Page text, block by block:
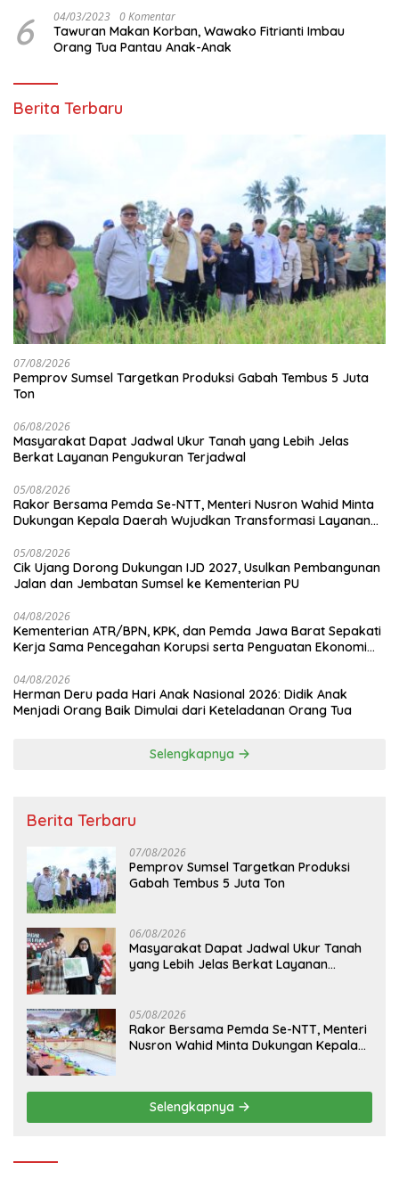
6 04/03/2023 0 Komentar
Tawuran Makan Korban, Wawako Fitrianti Imbau
Orang Tua Pantau Anak-Anak
Berita Terbaru
07/08/2026
Pemprov Sumsel Targetkan Produksi Gabah Tembus 5 Juta
Ton
06/08/2026
Masyarakat Dapat Jadwal Ukur Tanah yang Lebih Jelas
Berkat Layanan Pengukuran Terjadwal
05/08/2026
Rakor Bersama Pemda Se-NTT, Menteri Nusron Wahid Minta
Dukungan Kepala Daerah Wujudkan Transformasi Layanan
05/08/2026
Cik Ujang Dorong Dukungan IJD 2027, Usulkan Pembangunan
Jalan dan Jembatan Sumsel ke Kementerian PU
04/08/2026
Kementerian ATR/BPN, KPK, dan Pemda Jawa Barat Sepakati
Kerja Sama Pencegahan Korupsi serta Penguatan Ekonomi
04/08/2026
Herman Deru pada Hari Anak Nasional 2026: Didik Anak
Menjadi Orang Baik Dimulai dari Keteladanan Orang Tua
Selengkapnya
Berita Terbaru
07/08/2026
Pemprov Sumsel Targetkan Produksi
Gabah Tembus 5 Juta Ton
06/08/2026
Masyarakat Dapat Jadwal Ukur Tanah
yang Lebih Jelas Berkat Layanan
05/08/2026
Rakor Bersama Pemda Se-NTT, Menteri
Nusron Wahid Minta Dukungan Kepala
Selengkapnya